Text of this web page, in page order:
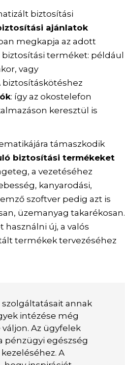
biztosítási
ajánlatok
megkapja az adott
terméket: például
vagy
biztosításkötéshez
: így az okostelefon
keresztül is
támaszkodik
biztosítási termékeket
a vezetéséhez
kanyarodási,
szoftver pedig azt is
üzemanyag takarékosan.
új, a valós
termékek tervezéséhez
szolgáltatásait annak
intézése még
Az ügyfelek
pénzügyi egészség
A